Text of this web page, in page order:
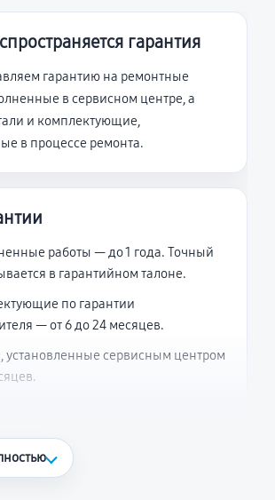
гарантия
гарантию на ремонтные
в сервисном центре, а
и комплектующие,
в процессе ремонта.
работы — до 1 года. Точный
в гарантийном талоне.
по гарантии
— от 6 до 24 месяцев.
установленные сервисным центром
гарантийным случаем